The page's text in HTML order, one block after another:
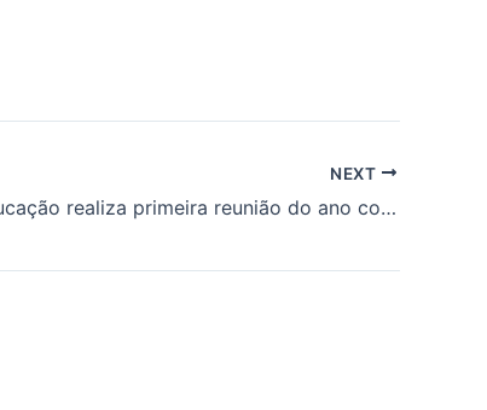
NEXT
Secretaria de Educação realiza primeira reunião do ano com equipe gestora para discutir metas